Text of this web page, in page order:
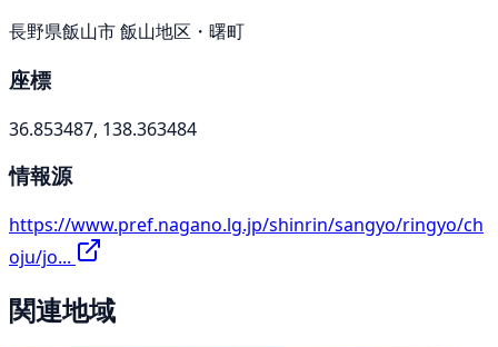
長野県飯山市 飯山地区・曙町
座標
36.853487, 138.363484
情報源
https://www.pref.nagano.lg.jp/shinrin/sangyo/ringyo/ch
oju/jo...
関連地域